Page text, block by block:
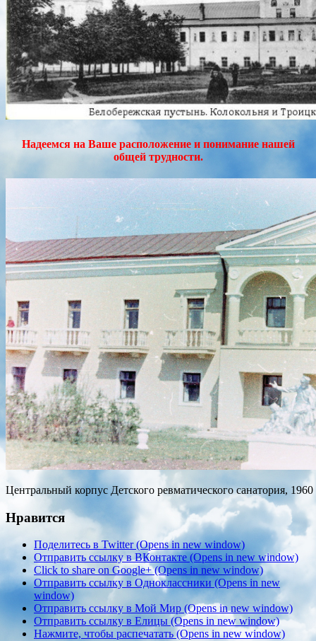
Надеемся на Ваше расположение и понимание нашей
общей трудности.
Центральный корпус Детского ревматического санатория, 1960
Нравится
Поделитесь в Twitter (Opens in new window)
Отправить ссылку в ВКонтакте (Opens in new window)
Click to share on Google+ (Opens in new window)
Отправить ссылку в Одноклассники (Opens in new
window)
Отправить ссылку в Мой Мир (Opens in new window)
Отправить ссылку в Елицы (Opens in new window)
Нажмите, чтобы распечатать (Opens in new window)